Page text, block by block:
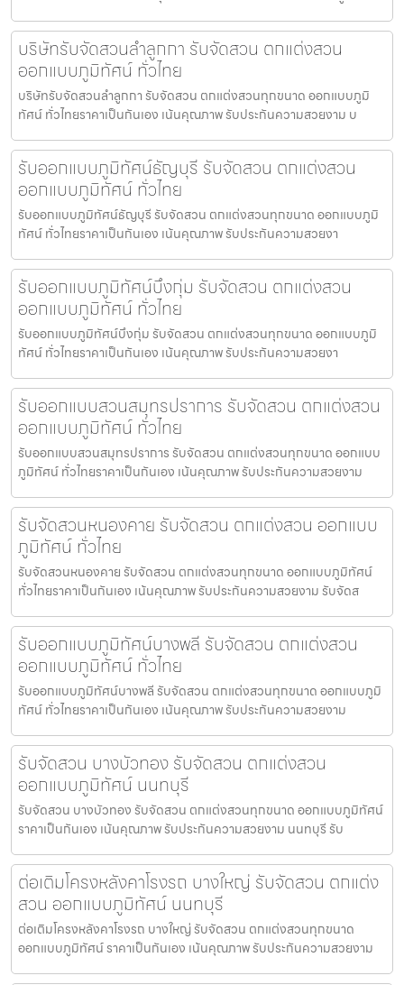
บริษัทรับจัดสวนลำลูกกา รับจัดสวน ตกแต่งสวน
ออกแบบภูมิทัศน์ ทั่วไทย
บริษัทรับจัดสวนลำลูกกา รับจัดสวน ตกแต่งสวนทุกขนาด ออกแบบภูมิ
ทัศน์ ทั่วไทยราคาเป็นกันเอง เน้นคุณภาพ รับประกันความสวยงาม บ
รับออกแบบภูมิทัศน์ธัญบุรี รับจัดสวน ตกแต่งสวน
ออกแบบภูมิทัศน์ ทั่วไทย
รับออกแบบภูมิทัศน์ธัญบุรี รับจัดสวน ตกแต่งสวนทุกขนาด ออกแบบภูมิ
ทัศน์ ทั่วไทยราคาเป็นกันเอง เน้นคุณภาพ รับประกันความสวยงา
รับออกแบบภูมิทัศน์บึงกุ่ม รับจัดสวน ตกแต่งสวน
ออกแบบภูมิทัศน์ ทั่วไทย
รับออกแบบภูมิทัศน์บึงกุ่ม รับจัดสวน ตกแต่งสวนทุกขนาด ออกแบบภูมิ
ทัศน์ ทั่วไทยราคาเป็นกันเอง เน้นคุณภาพ รับประกันความสวยงา
รับออกแบบสวนสมุทรปราการ รับจัดสวน ตกแต่งสวน
ออกแบบภูมิทัศน์ ทั่วไทย
รับออกแบบสวนสมุทรปราการ รับจัดสวน ตกแต่งสวนทุกขนาด ออกแบบ
ภูมิทัศน์ ทั่วไทยราคาเป็นกันเอง เน้นคุณภาพ รับประกันความสวยงาม
รับจัดสวนหนองคาย รับจัดสวน ตกแต่งสวน ออกแบบ
ภูมิทัศน์ ทั่วไทย
รับจัดสวนหนองคาย รับจัดสวน ตกแต่งสวนทุกขนาด ออกแบบภูมิทัศน์
ทั่วไทยราคาเป็นกันเอง เน้นคุณภาพ รับประกันความสวยงาม รับจัดส
รับออกแบบภูมิทัศน์บางพลี รับจัดสวน ตกแต่งสวน
ออกแบบภูมิทัศน์ ทั่วไทย
รับออกแบบภูมิทัศน์บางพลี รับจัดสวน ตกแต่งสวนทุกขนาด ออกแบบภูมิ
ทัศน์ ทั่วไทยราคาเป็นกันเอง เน้นคุณภาพ รับประกันความสวยงาม
รับจัดสวน บางบัวทอง รับจัดสวน ตกแต่งสวน
ออกแบบภูมิทัศน์ นนทบุรี
รับจัดสวน บางบัวทอง รับจัดสวน ตกแต่งสวนทุกขนาด ออกแบบภูมิทัศน์
ราคาเป็นกันเอง เน้นคุณภาพ รับประกันความสวยงาม นนทบุรี รับ
ต่อเติมโครงหลังคาโรงรถ บางใหญ่ รับจัดสวน ตกแต่ง
สวน ออกแบบภูมิทัศน์ นนทบุรี
ต่อเติมโครงหลังคาโรงรถ บางใหญ่ รับจัดสวน ตกแต่งสวนทุกขนาด
ออกแบบภูมิทัศน์ ราคาเป็นกันเอง เน้นคุณภาพ รับประกันความสวยงาม